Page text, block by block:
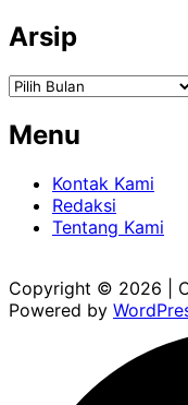
Arsip
Arsip
Menu
Kontak Kami
Redaksi
Tentang Kami
Copyright © 2026 |
Powered by